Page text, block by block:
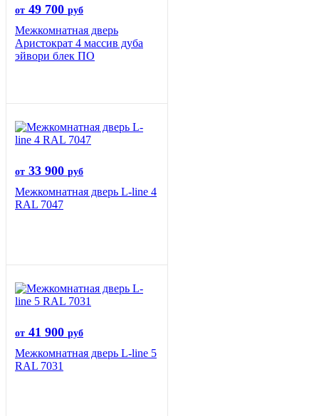
от 49 700 руб
Межкомнатная дверь
Аристократ 4 массив дуба
эйвори блек ПО
от 33 900 руб
Межкомнатная дверь L-line 4
RAL 7047
от 41 900 руб
Межкомнатная дверь L-line 5
RAL 7031